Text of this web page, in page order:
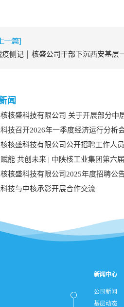
疫侧记 ￨ 核盛公司干部下沉西安基层
闻
核盛科技有限公司 关于开展部分中层管理
技召开2026年一季度经济运行分析
核盛科技有限公司公开招聘工作人
共创未来 | 中陕核工业集团第六届科技大会核技术应
核盛科技有限公司2025年度招聘公
技与中核承影开展合作交流
新闻中心
公司新闻
基层动态